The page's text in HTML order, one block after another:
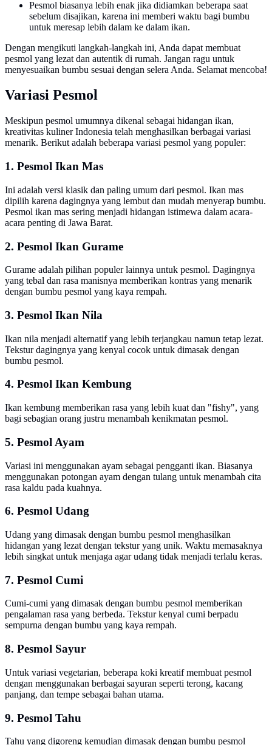
Pesmol biasanya lebih enak jika didiamkan beberapa saat
sebelum disajikan, karena ini memberi waktu bagi bumbu
untuk meresap lebih dalam ke dalam ikan.
Dengan mengikuti langkah-langkah ini, Anda dapat membuat
pesmol yang lezat dan autentik di rumah. Jangan ragu untuk
menyesuaikan bumbu sesuai dengan selera Anda. Selamat mencoba!
Variasi Pesmol
Meskipun pesmol umumnya dikenal sebagai hidangan ikan,
kreativitas kuliner Indonesia telah menghasilkan berbagai variasi
menarik. Berikut adalah beberapa variasi pesmol yang populer:
1. Pesmol Ikan Mas
Ini adalah versi klasik dan paling umum dari pesmol. Ikan mas
dipilih karena dagingnya yang lembut dan mudah menyerap bumbu.
Pesmol ikan mas sering menjadi hidangan istimewa dalam acara-
acara penting di Jawa Barat.
2. Pesmol Ikan Gurame
Gurame adalah pilihan populer lainnya untuk pesmol. Dagingnya
yang tebal dan rasa manisnya memberikan kontras yang menarik
dengan bumbu pesmol yang kaya rempah.
3. Pesmol Ikan Nila
Ikan nila menjadi alternatif yang lebih terjangkau namun tetap lezat.
Tekstur dagingnya yang kenyal cocok untuk dimasak dengan
bumbu pesmol.
4. Pesmol Ikan Kembung
Ikan kembung memberikan rasa yang lebih kuat dan "fishy", yang
bagi sebagian orang justru menambah kenikmatan pesmol.
5. Pesmol Ayam
Variasi ini menggunakan ayam sebagai pengganti ikan. Biasanya
menggunakan potongan ayam dengan tulang untuk menambah cita
rasa kaldu pada kuahnya.
6. Pesmol Udang
Udang yang dimasak dengan bumbu pesmol menghasilkan
hidangan yang lezat dengan tekstur yang unik. Waktu memasaknya
lebih singkat untuk menjaga agar udang tidak menjadi terlalu keras.
7. Pesmol Cumi
Cumi-cumi yang dimasak dengan bumbu pesmol memberikan
pengalaman rasa yang berbeda. Tekstur kenyal cumi berpadu
sempurna dengan bumbu yang kaya rempah.
8. Pesmol Sayur
Untuk variasi vegetarian, beberapa koki kreatif membuat pesmol
dengan menggunakan berbagai sayuran seperti terong, kacang
panjang, dan tempe sebagai bahan utama.
9. Pesmol Tahu
Tahu yang digoreng kemudian dimasak dengan bumbu pesmol